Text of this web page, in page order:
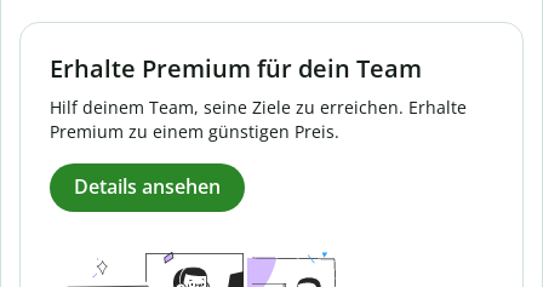
Erhalte Premium für dein Team
Hilf deinem Team, seine Ziele zu erreichen. Erhalte
Premium zu einem günstigen Preis.
Details ansehen